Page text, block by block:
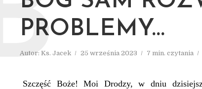
PROBLEMY…
Autor: Ks. Jacek 25 września 2023 7 min. czytania
Szczęść Boże! Moi Drodzy, w dniu